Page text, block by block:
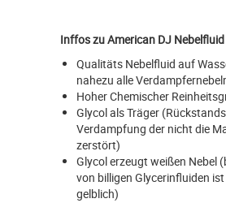
Inffos zu American DJ Nebelfluid
Qualitäts Nebelfluid auf
nahezu alle
Hoher Chemischer
Glycol als Träger
Verdampfung der nicht die
zerstört)
Glycol erzeugt weißen Nebel
von billigen Glycerinfluiden
gelblich)